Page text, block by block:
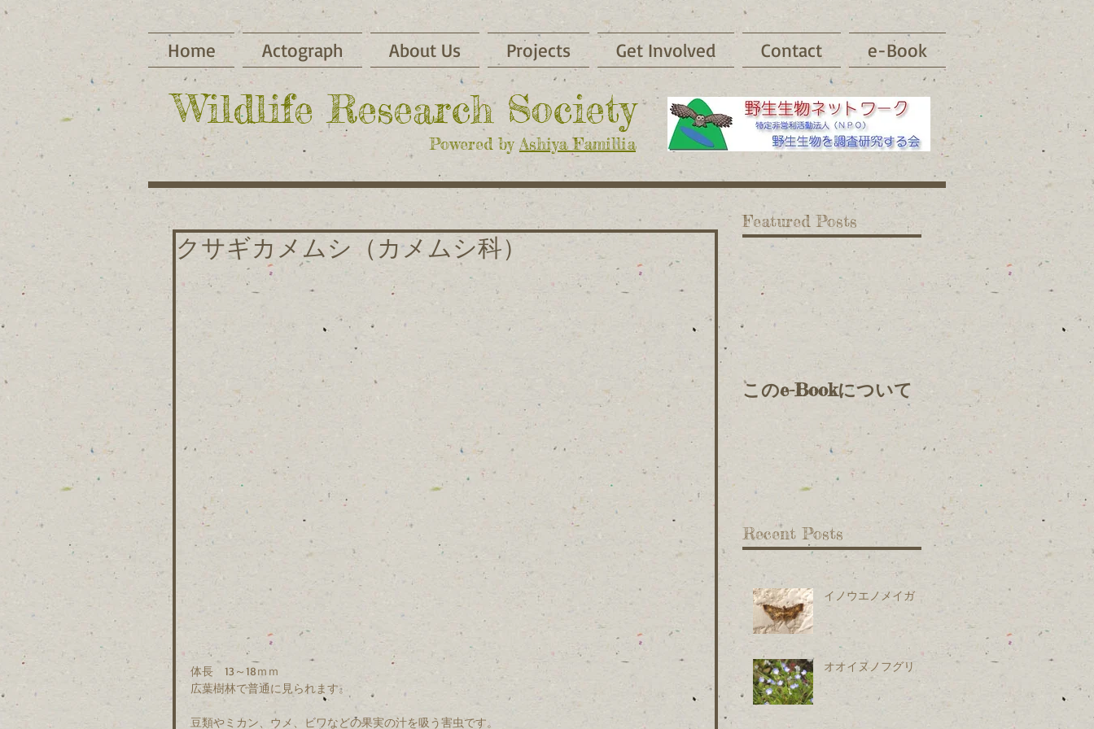
Home Actograph About Us Projects Get Involved Contact e-Book
​Wildlife Research Society
Powered by Ashiya Famillia
クサギカメムシ（カメムシ科）
体長　13～18ｍｍ
広葉樹林で普通に見られます。
豆類やミカン、ウメ、ビワなどの果実の汁を吸う害虫です。
Featured Posts
このe-Bookについて
Recent Posts
イノウエノメイガ
オオイヌノフグリ